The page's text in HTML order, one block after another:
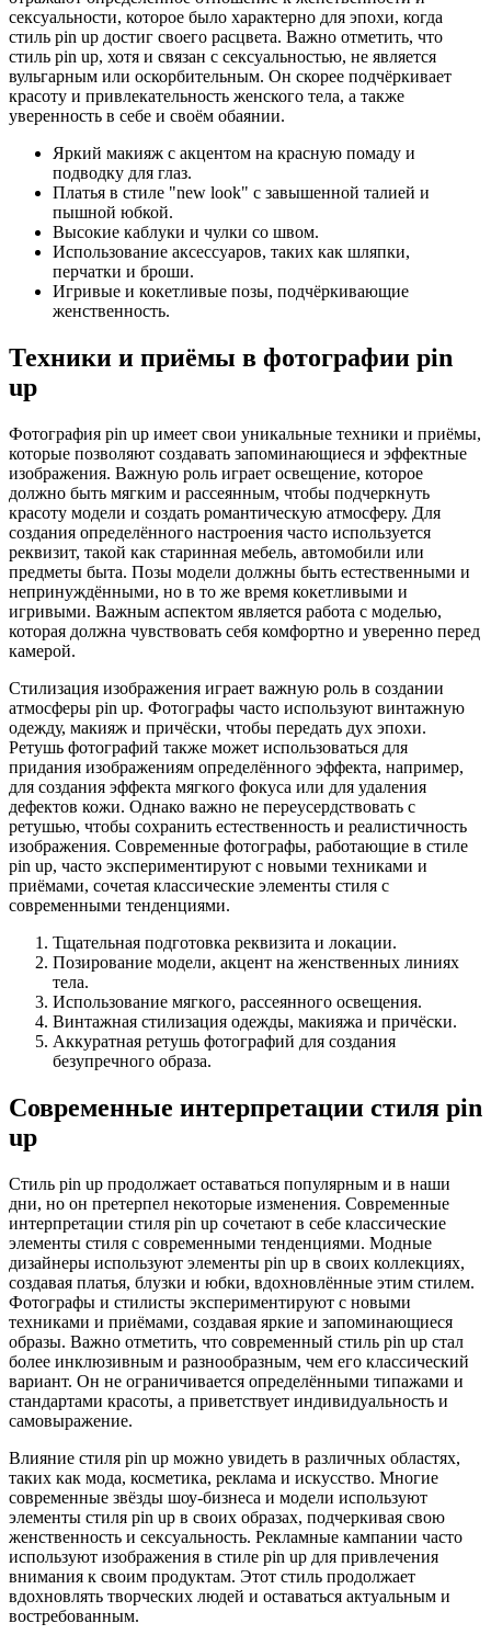
сексуальности, которое было характерно для эпохи, когда
стиль pin up достиг своего расцвета. Важно отметить, что
стиль pin up, хотя и связан с сексуальностью, не является
вульгарным или оскорбительным. Он скорее подчёркивает
красоту и привлекательность женского тела, а также
уверенность в себе и своём обаянии.
Яркий макияж с акцентом на красную помаду и
подводку для глаз.
Платья в стиле "new look" с завышенной талией и
пышной юбкой.
Высокие каблуки и чулки со швом.
Использование аксессуаров, таких как шляпки,
перчатки и броши.
Игривые и кокетливые позы, подчёркивающие
женственность.
Техники и приёмы в фотографии pin
up
Фотография pin up имеет свои уникальные техники и приёмы,
которые позволяют создавать запоминающиеся и эффектные
изображения. Важную роль играет освещение, которое
должно быть мягким и рассеянным, чтобы подчеркнуть
красоту модели и создать романтическую атмосферу. Для
создания определённого настроения часто используется
реквизит, такой как старинная мебель, автомобили или
предметы быта. Позы модели должны быть естественными и
непринуждёнными, но в то же время кокетливыми и
игривыми. Важным аспектом является работа с моделью,
которая должна чувствовать себя комфортно и уверенно перед
камерой.
Стилизация изображения играет важную роль в создании
атмосферы pin up. Фотографы часто используют винтажную
одежду, макияж и причёски, чтобы передать дух эпохи.
Ретушь фотографий также может использоваться для
придания изображениям определённого эффекта, например,
для создания эффекта мягкого фокуса или для удаления
дефектов кожи. Однако важно не переусердствовать с
ретушью, чтобы сохранить естественность и реалистичность
изображения. Современные фотографы, работающие в стиле
pin up, часто экспериментируют с новыми техниками и
приёмами, сочетая классические элементы стиля с
современными тенденциями.
Тщательная подготовка реквизита и локации.
Позирование модели, акцент на женственных линиях
тела.
Использование мягкого, рассеянного освещения.
Винтажная стилизация одежды, макияжа и причёски.
Аккуратная ретушь фотографий для создания
безупречного образа.
Современные интерпретации стиля pin
up
Стиль pin up продолжает оставаться популярным и в наши
дни, но он претерпел некоторые изменения. Современные
интерпретации стиля pin up сочетают в себе классические
элементы стиля с современными тенденциями. Модные
дизайнеры используют элементы pin up в своих коллекциях,
создавая платья, блузки и юбки, вдохновлённые этим стилем.
Фотографы и стилисты экспериментируют с новыми
техниками и приёмами, создавая яркие и запоминающиеся
образы. Важно отметить, что современный стиль pin up стал
более инклюзивным и разнообразным, чем его классический
вариант. Он не ограничивается определёнными типажами и
стандартами красоты, а приветствует индивидуальность и
самовыражение.
Влияние стиля pin up можно увидеть в различных областях,
таких как мода, косметика, реклама и искусство. Многие
современные звёзды шоу-бизнеса и модели используют
элементы стиля pin up в своих образах, подчеркивая свою
женственность и сексуальность. Рекламные кампании часто
используют изображения в стиле pin up для привлечения
внимания к своим продуктам. Этот стиль продолжает
вдохновлять творческих людей и оставаться актуальным и
востребованным.